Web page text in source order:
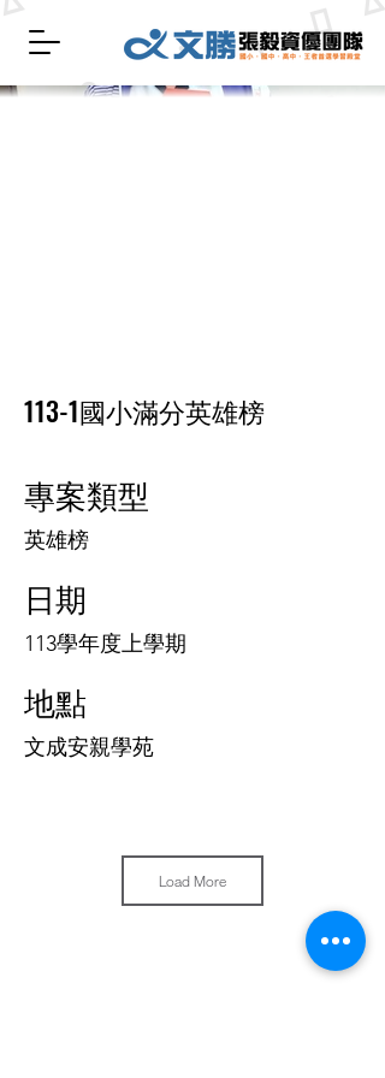
113-1國小滿分英雄榜
專案類型
英雄榜
日期
113學年度上學期
地點
文成安親學苑
Load More